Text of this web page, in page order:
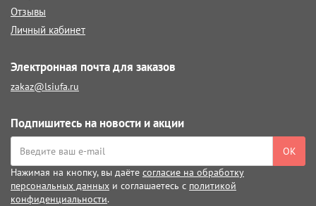
Отзывы
Личный кабинет
Электронная почта для заказов
zakaz@lsiufa.ru
Подпишитесь на новости и акции
ОК
Нажимая на кнопку, вы даёте согласие на обработку
персональных данных и соглашаетесь с политикой
конфиденциальности.